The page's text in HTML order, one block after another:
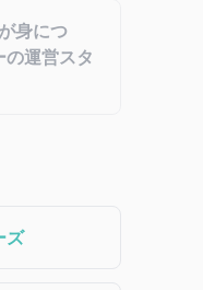
身につ
の運営スタ
ズ